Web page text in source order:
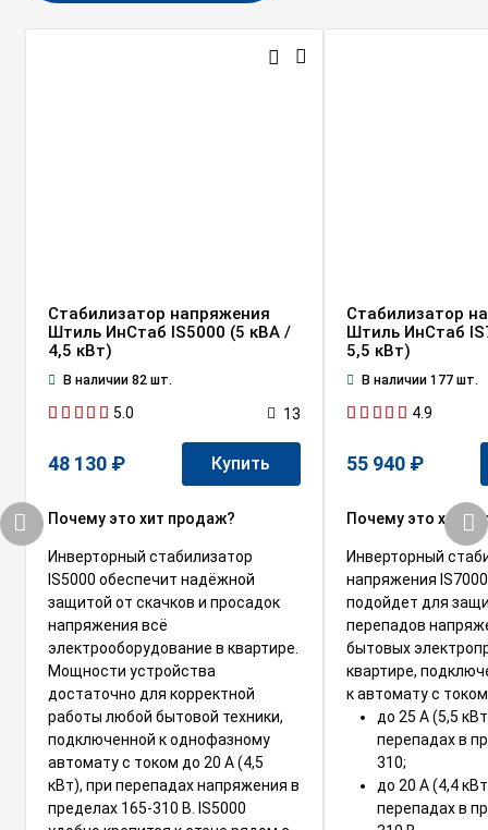
Стабилизатор напряжения
Штиль ИнСтаб IS5000 (5 кВА /
4,5 кВт)
В наличии 82 шт.
5.0 13
48 130 ₽ Купить
Почему это хит продаж?
Инверторный стабилизатор
IS5000 обеспечит надёжной
защитой от скачков и просадок
напряжения всё
электрооборудование в квартире.
Мощности устройства
достаточно для корректной
работы любой бытовой техники,
подключенной к однофазному
автомату с током до 20 А (4,5
кВт), при перепадах напряжения в
пределах 165-310 В. IS5000
Стабилизатор
Штиль ИнСтаб
5,5 кВт)
В наличии 177 шт.
4.9
55 940 ₽
Почему это хит
Инверторный
напряжения
подойдет для
перепадов
бытовых
квартире,
к автомату с
до 25 А (5,5
перепадах в
310;
до 20 А (4,4
перепадах в